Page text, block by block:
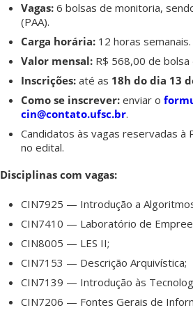
Vagas: 6 bolsas de monitoria,
(PAA).
Carga horária: 12 horas semanais.
Valor mensal: R$ 568,00 de
Inscrições: até as 18h do dia 13
Como se inscrever: enviar o
cin@contato.ufsc.br.
Candidatos às vagas reservadas
no edital.
Disciplinas com vagas:
CIN7925 — Introdução a
CIN7410 — Laboratório de
CIN8005 — LES II;
CIN7153 — Descrição Arquivística;
CIN7139 — Introdução às
CIN7206 — Fontes Gerais de